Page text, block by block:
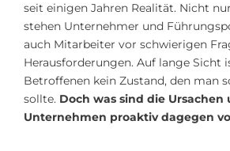
seit einigen Jahren Realität. Nicht
stehen Unternehmer und
auch Mitarbeiter vor schwierigen
Herausforderungen. Auf lange Sicht
Betroffenen kein Zustand, den man
sollte. Doch was sind die
Unternehmen proaktiv dagegen